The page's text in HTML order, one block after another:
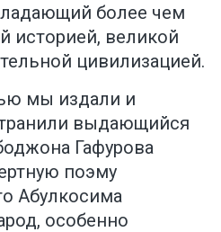
более чем
историей, великой
цивилизацией.
мы издали и
выдающийся
Гафурова
поэму
Абулкосима
особенно